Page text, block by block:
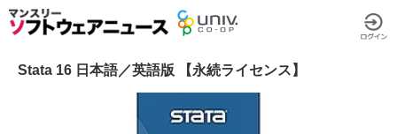
Stata 16 日本語／英語版 【永続ライセンス】